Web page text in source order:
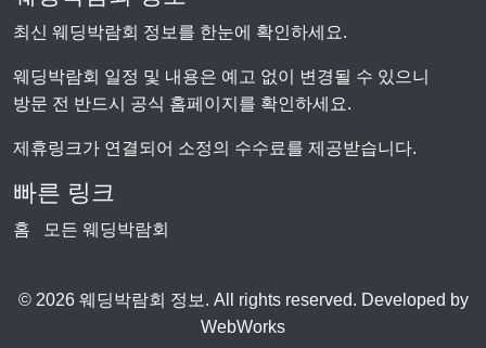
최신 웨딩박람회 정보를 한눈에 확인하세요.
웨딩박람회 일정 및 내용은 예고 없이 변경될 수 있으니
방문 전 반드시 공식 홈페이지를 확인하세요.
제휴링크가 연결되어 소정의 수수료를 제공받습니다.
빠른 링크
홈 모든 웨딩박람회
© 2026 웨딩박람회 정보. All rights reserved. Developed by
WebWorks